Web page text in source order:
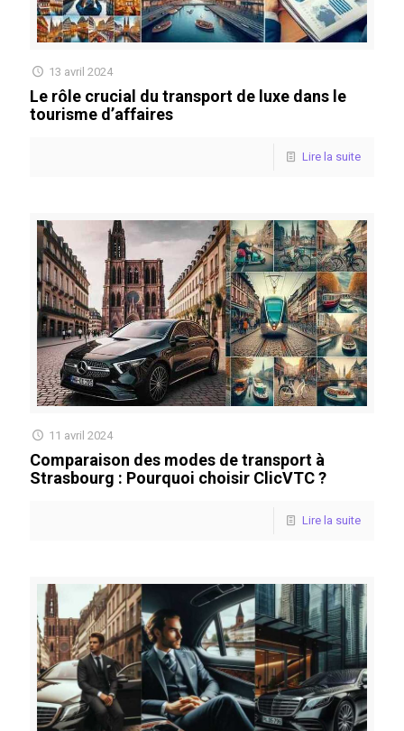
13 avril 2024
Le rôle crucial du transport de luxe dans le
tourisme d’affaires
Lire la suite
11 avril 2024
Comparaison des modes de transport à
Strasbourg : Pourquoi choisir ClicVTC ?
Lire la suite